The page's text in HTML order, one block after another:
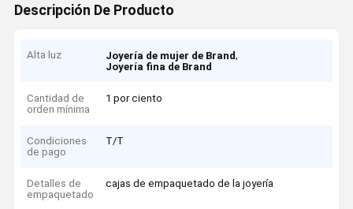
Descripción De Producto
Alta luz Joyería de mujer de Brand,
Joyería fina de Brand
Cantidad de
orden mínima
1 por ciento
Condiciones
de pago
T/T
Detalles de
empaquetado
cajas de empaquetado de la joyería